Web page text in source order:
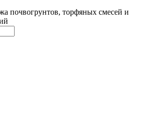
почвогрунтов, торфяных смесей и